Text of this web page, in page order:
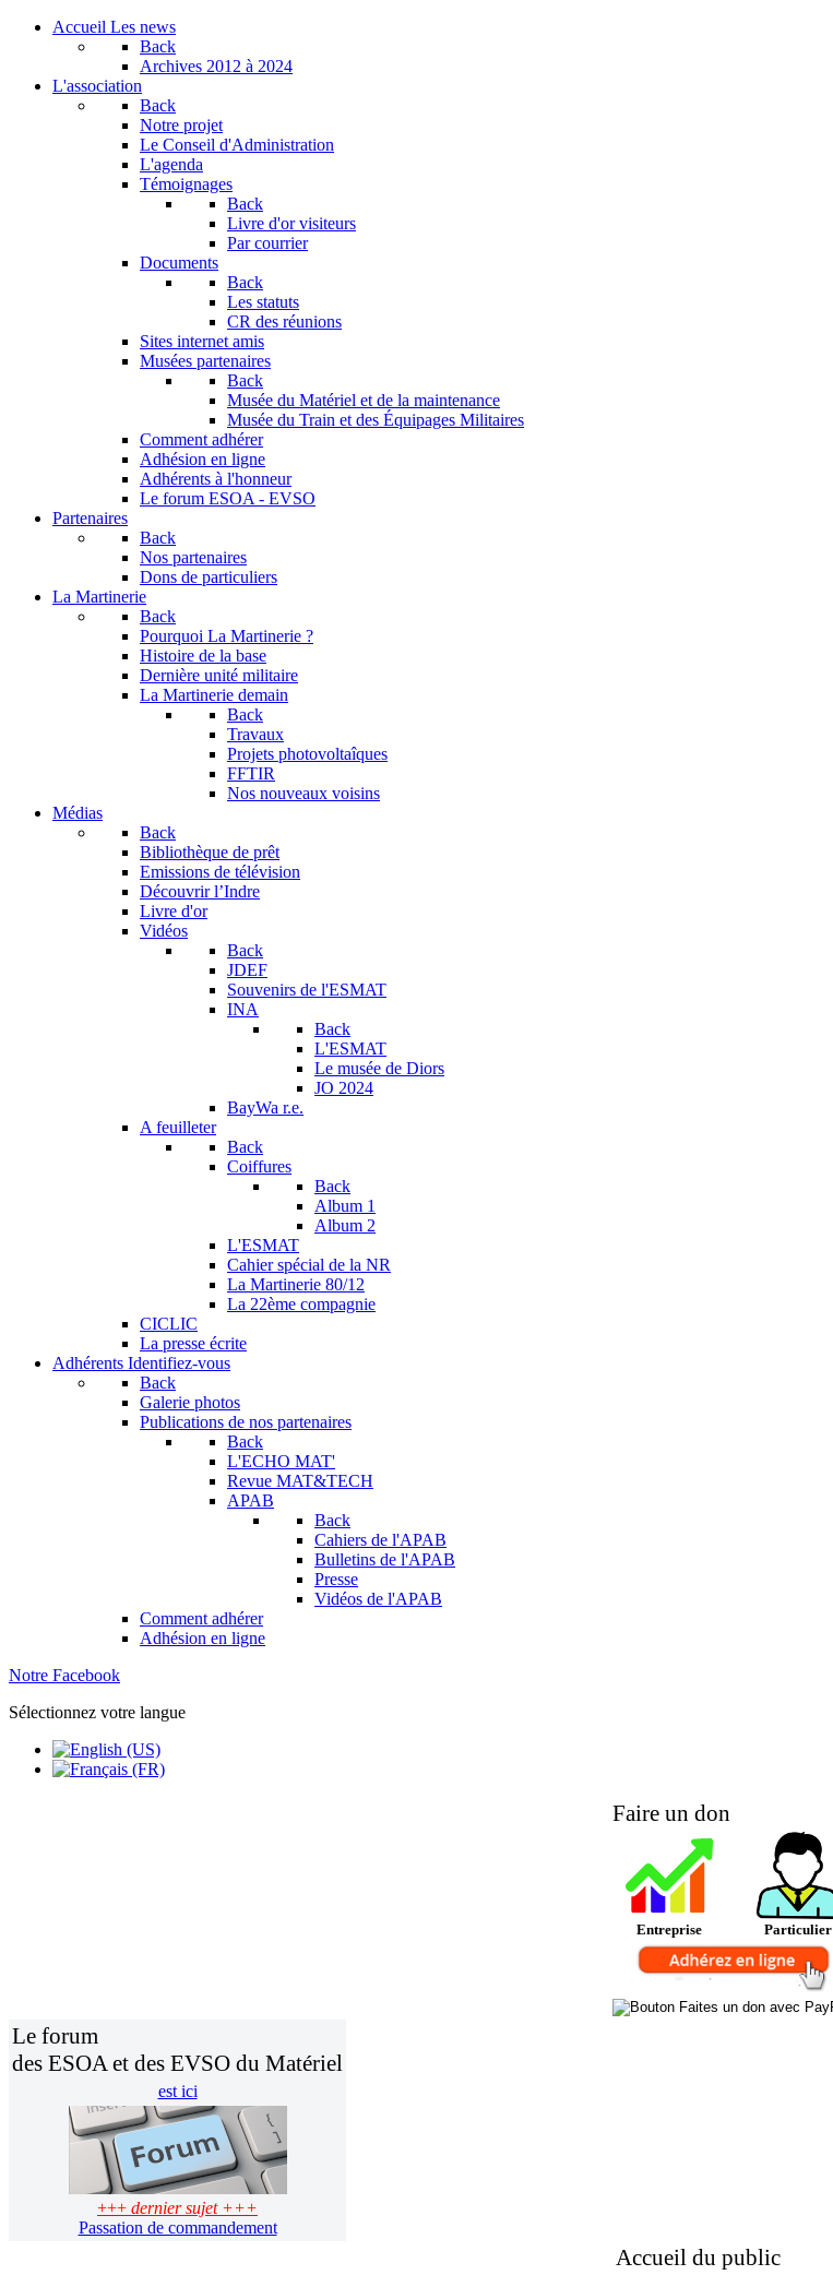
Accueil Les news
Back
Archives 2012 à 2024
L'association
Back
Notre projet
Le Conseil d'Administration
L'agenda
Témoignages
Back
Livre d'or visiteurs
Par courrier
Documents
Back
Les statuts
CR des réunions
Sites internet amis
Musées partenaires
Back
Musée du Matériel et de la maintenance
Musée du Train et des Équipages Militaires
Comment adhérer
Adhésion en ligne
Adhérents à l'honneur
Le forum ESOA - EVSO
Partenaires
Back
Nos partenaires
Dons de particuliers
La Martinerie
Back
Pourquoi La Martinerie ?
Histoire de la base
Dernière unité militaire
La Martinerie demain
Back
Travaux
Projets photovoltaîques
FFTIR
Nos nouveaux voisins
Médias
Back
Bibliothèque de prêt
Emissions de télévision
Découvrir l’Indre
Livre d'or
Vidéos
Back
JDEF
Souvenirs de l'ESMAT
INA
Back
L'ESMAT
Le musée de Diors
JO 2024
BayWa r.e.
A feuilleter
Back
Coiffures
Back
Album 1
Album 2
L'ESMAT
Cahier spécial de la NR
La Martinerie 80/12
La 22ème compagnie
CICLIC
La presse écrite
Adhérents Identifiez-vous
Back
Galerie photos
Publications de nos partenaires
Back
L'ECHO MAT'
Revue MAT&TECH
APAB
Back
Cahiers de l'APAB
Bulletins de l'APAB
Presse
Vidéos de l'APAB
Comment adhérer
Adhésion en ligne
Notre Facebook
Sélectionnez votre langue
Faire un don
Entreprise Particulier
Le forum
des ESOA et des EVSO du Matériel
est ici
+++ dernier sujet +++
Passation de commandement
Accueil du public